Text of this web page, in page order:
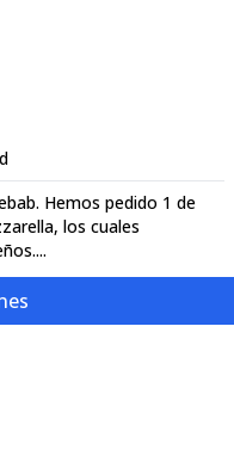
Hemos pedido 1 de
los cuales